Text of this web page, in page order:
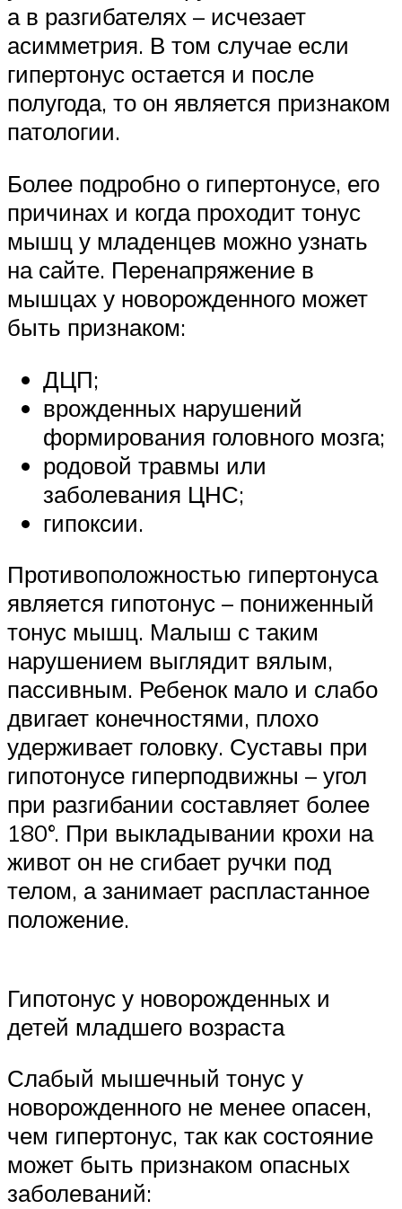
а в разгибателях – исчезает
асимметрия. В том случае если
гипертонус остается и после
полугода, то он является признаком
патологии.
Более подробно о гипертонусе, его
причинах и когда проходит тонус
мышц у младенцев можно узнать
на сайте. Перенапряжение в
мышцах у новорожденного может
быть признаком:
ДЦП;
врожденных нарушений
формирования головного мозга;
родовой травмы или
заболевания ЦНС;
гипоксии.
Противоположностью гипертонуса
является гипотонус – пониженный
тонус мышц. Малыш с таким
нарушением выглядит вялым,
пассивным. Ребенок мало и слабо
двигает конечностями, плохо
удерживает головку. Суставы при
гипотонусе гиперподвижны – угол
при разгибании составляет более
180°. При выкладывании крохи на
живот он не сгибает ручки под
телом, а занимает распластанное
положение.
Гипотонус у новорожденных и
детей младшего возраста
Слабый мышечный тонус у
новорожденного не менее опасен,
чем гипертонус, так как состояние
может быть признаком опасных
заболеваний: